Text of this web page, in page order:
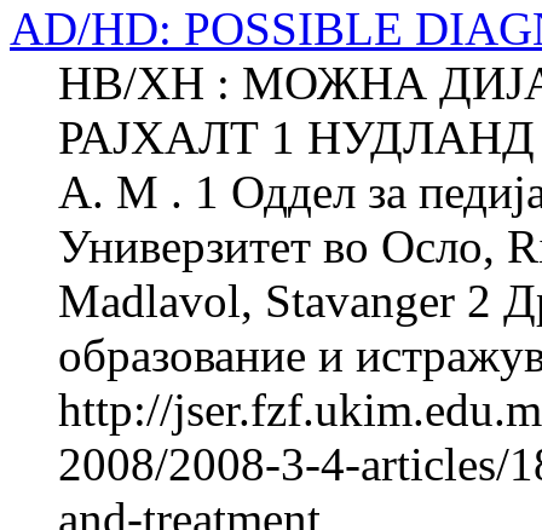
AD/HD: POSSIBLE
НВ/ХН : МОЖНА
РАЈХАЛТ 1
А. М . 1 Оддел за
Универзитет во Осло,
Madlavol, Stavanger 2
образование и
http://
2008/2008-3-4-articles/
and-treatment